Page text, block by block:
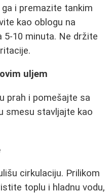
i premazite tankim
kao oblogu na
5-10 minuta. Ne držite
uljem
prah i pomešajte sa
smesu stavljajte kao
cirkulaciju. Prilikom
toplu i hladnu vodu,